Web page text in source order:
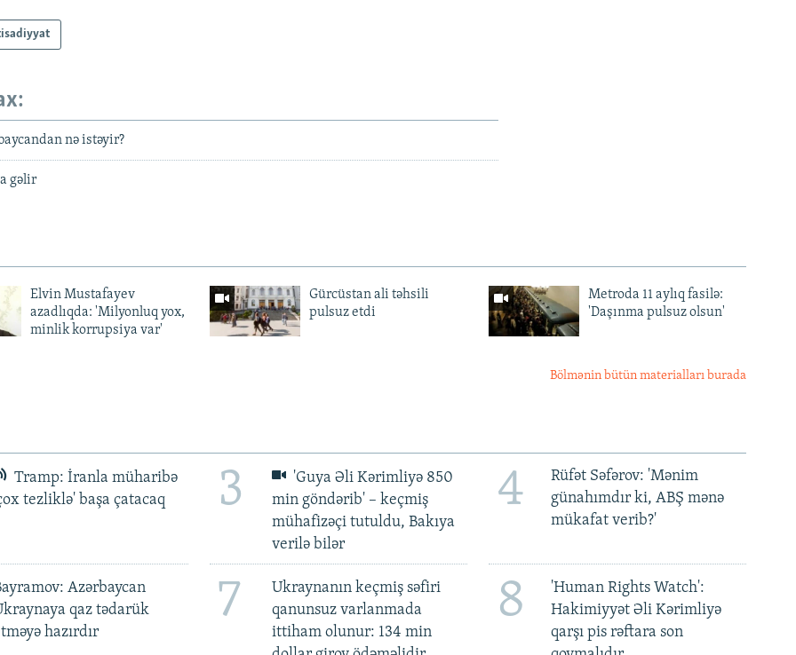
nə istəyir?
gəlir
Elvin Mustafayev
azadlıqda: 'Milyonluq yox,
minlik korrupsiya var'
Gürcüstan ali təhsili
pulsuz etdi
Metroda 11 aylıq fasilə:
'Daşınma pulsuz olsun'
Bölmənin bütün materialları burada
Tramp: İranla müharibə
tezliklə' başa çatacaq
3
'Guya Əli Kərimliyə 850
min göndərib' – keçmiş
mühafizəçi tutuldu, Bakıya
verilə bilər
4
Rüfət Səfərov: 'Mənim
günahımdır ki, ABŞ mənə
mükafat verib?'
Azərbaycan
qaz tədarük
hazırdır
7
Ukraynanın keçmiş səfiri
qanunsuz varlanmada
ittiham olunur: 134 min
8
'Human Rights Watch':
Hakimiyyət Əli Kərimliyə
qarşı pis rəftara son